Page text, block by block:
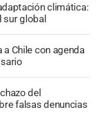
climática:
sur global
a Chile con agenda
del
falsas denuncias